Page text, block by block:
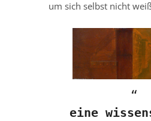
um sich selbst nicht
eine